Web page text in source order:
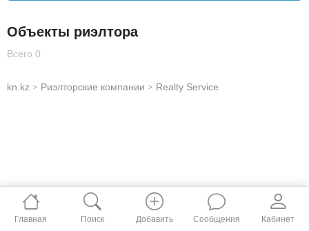
Объекты риэлтора
Всего 0
kn.kz > Риэлторские компании > Realty Service
Главная Поиск Добавить Сообщения Кабинет